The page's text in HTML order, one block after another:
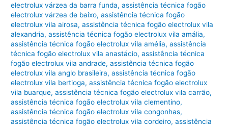
electrolux várzea da barra funda,assistência técnica fogão
electrolux várzea de baixo,assistência técnica fogão
electrolux vila airosa,assistência técnica fogão electrolux vila
alexandria,assistência técnica fogão electrolux vila amália,
assistência técnica fogão electrolux vila amélia,assistência
técnica fogão electrolux vila anastácio,assistência técnica
fogão electrolux vila andrade,assistência técnica fogão
electrolux vila anglo brasileira,assistência técnica fogão
electrolux vila bertioga,assistência técnica fogão electrolux
vila buarque,assistência técnica fogão electrolux vila carrão,
assistência técnica fogão electrolux vila clementino,
assistência técnica fogão electrolux vila congonhas,
assistência técnica fogão electrolux vila cordeiro,assistência